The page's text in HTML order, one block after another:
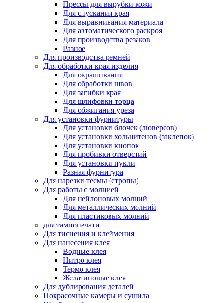
Прессы для вырубки кожи
Для спускания края
Для выравнивания материала
Для автоматического раскроя
Для производства резаков
Разное
Для производства ремней
Для обработки края изделия
Для окрашивания
Для обработки швов
Для загибки края
Для шлифовки торца
Для обжигания уреза
Для установки фурнитуры
Для установки блочек (люверсов)
Для установки хольнитенов (заклепок)
Для установки кнопок
Для пробивки отверстий
Для установки пукли
Разная фурнитура
Для нарезки тесмы (стропы)
Для работы с молнией
Для нейлоновых молний
Для металлических молний
Для пластиковых молний
для тампопечати
Для тиснения и клеймения
Для нанесения клея
Водные клея
Нитро клея
Термо клея
Желатиновые клея
Для дублирования деталей
Покрасочные камеры и сушила